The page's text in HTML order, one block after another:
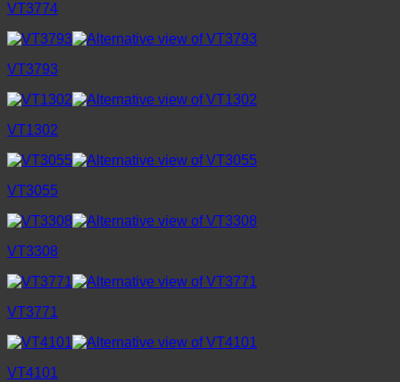
VT3774
VT3793
VT1302
VT3055
VT3308
VT3771
VT4101